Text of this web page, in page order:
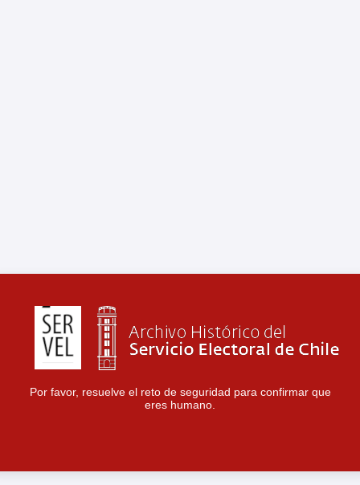
Por favor, resuelve el reto de seguridad para confirmar que
eres humano.